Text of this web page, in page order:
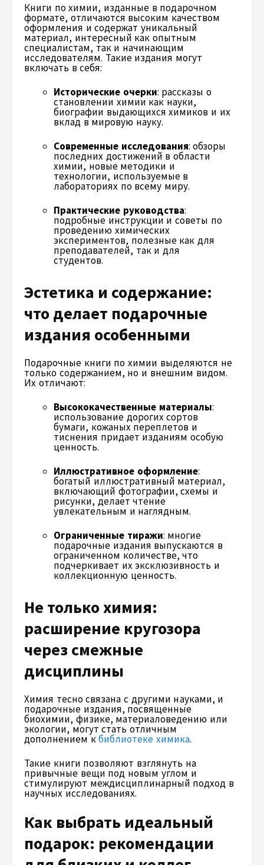
Книги по химии, изданные в подарочном
формате, отличаются высоким качеством
оформления и содержат уникальный
материал, интересный как опытным
специалистам, так и начинающим
исследователям. Такие издания могут
включать в себя:
Исторические очерки: рассказы о
становлении химии как науки,
биографии выдающихся химиков и их
вклад в мировую науку.
Современные исследования: обзоры
последних достижений в области
химии, новые методики и
технологии, используемые в
лабораториях по всему миру.
Практические руководства:
подробные инструкции и советы по
проведению химических
экспериментов, полезные как для
преподавателей, так и для
студентов.
Эстетика и содержание:
что делает подарочные
издания особенными
Подарочные книги по химии выделяются не
только содержанием, но и внешним видом.
Их отличают:
Высококачественные материалы:
использование дорогих сортов
бумаги, кожаных переплетов и
тиснения придает изданиям особую
ценность.
Иллюстративное оформление:
богатый иллюстративный материал,
включающий фотографии, схемы и
рисунки, делает чтение
увлекательным и наглядным.
Ограниченные тиражи: многие
подарочные издания выпускаются в
ограниченном количестве, что
подчеркивает их эксклюзивность и
коллекционную ценность.
Не только химия:
расширение кругозора
через смежные
дисциплины
Химия тесно связана с другими науками, и
подарочные издания, посвященные
биохимии, физике, материаловедению или
экологии, могут стать отличным
дополнением кбиблиотеке химика.
Такие книги позволяют взглянуть на
привычные вещи под новым углом и
стимулируют междисциплинарный подход в
научных исследованиях.
Как выбрать идеальный
подарок: рекомендации